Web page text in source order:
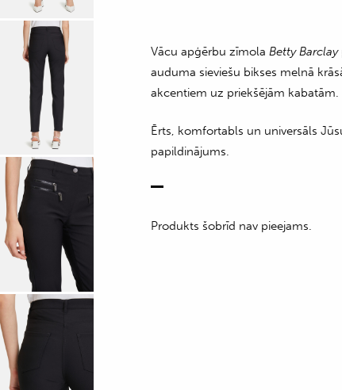
Vācu apģērbu zīmolaBetty Barclay
auduma sieviešu bikses melnā
akcentiem uz priekšējām kabatām.
Ērts, komfortabls un universāls
papildinājums.
Produkts šobrīd nav pieejams.